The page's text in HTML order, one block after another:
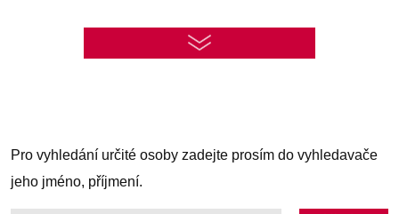
Pro vyhledání určité osoby zadejte prosím do vyhledavače
jeho jméno, příjmení.